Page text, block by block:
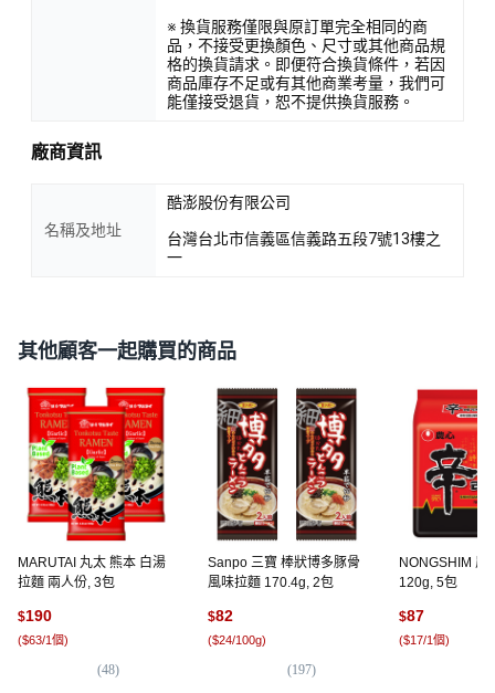
※ 換貨服務僅限與原訂單完全相同的商
品，不接受更換顏色、尺寸或其他商品規
格的換貨請求。即便符合換貨條件，若因
商品庫存不足或有其他商業考量，我們可
能僅接受退貨，恕不提供換貨服務。
廠商資訊
名稱及地址
酷澎股份有限公司
台灣台北市信義區信義路五段7號13樓之
一
其他顧客一起購買的商品
MARUTAI 丸太 熊本 白湯
拉麵 兩人份, 3包
$190
($63/1個)
(48)
Sanpo 三寶 棒狀博多豚骨
風味拉麵 170.4g, 2包
$82
($24/100g)
(197)
NONGSHIM 農
120g, 5包
$87
($17/1個)